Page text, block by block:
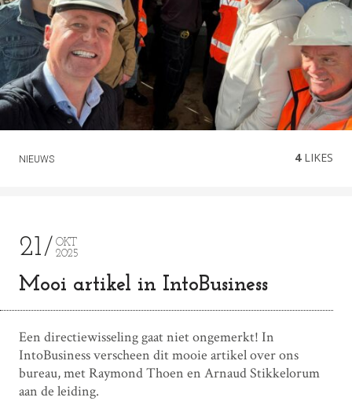
NIEUWS 4LIKES
21
OKT
2025
Mooi artikel in IntoBusiness
Een directiewisseling gaat niet ongemerkt! In
IntoBusiness verscheen dit mooie artikel over ons
bureau, met Raymond Thoen en Arnaud Stikkelorum
aan de leiding.